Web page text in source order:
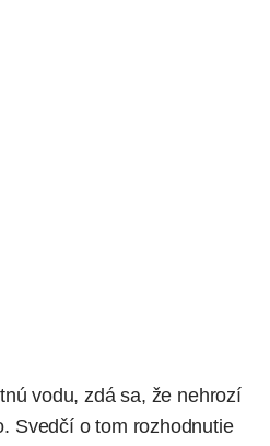
vodu, zdá sa, že nehrozí
Svedčí o tom rozhodnutie